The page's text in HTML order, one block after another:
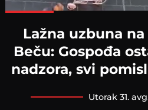
Lažna uzbuna
Beču: Gospođa
nadzora, svi
utorak 31.